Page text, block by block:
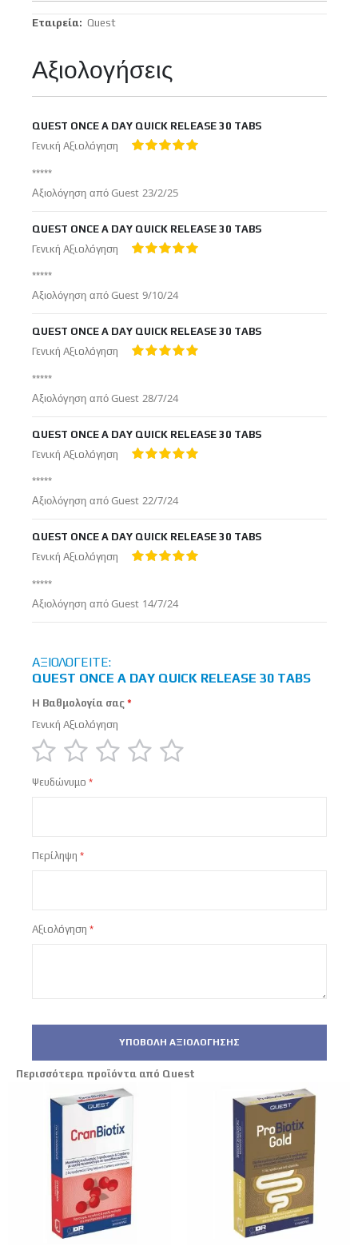
ΠερισσότερεςQuest
Αξιολογήσεις
QUEST ONCE A DAY QUICK RELEASE 30 TABS
Γενική Αξιολόγηση
*****
Αξιολόγηση απόGuest Δημοσιεύτηκε
στις
23/2/25
QUEST ONCE A DAY QUICK RELEASE 30 TABS
Γενική Αξιολόγηση
*****
Αξιολόγηση απόGuest Δημοσιεύτηκε
στις
9/10/24
QUEST ONCE A DAY QUICK RELEASE 30 TABS
Γενική Αξιολόγηση
*****
Αξιολόγηση απόGuest Δημοσιεύτηκε
στις
28/7/24
QUEST ONCE A DAY QUICK RELEASE 30 TABS
Γενική Αξιολόγηση
*****
Αξιολόγηση απόGuest Δημοσιεύτηκε
στις
22/7/24
QUEST ONCE A DAY QUICK RELEASE 30 TABS
Γενική Αξιολόγηση
*****
Αξιολόγηση απόGuest Δημοσιεύτηκε
στις
14/7/24
ΑΞΙΟΛΟΓΕΊΤΕ:
QUEST ONCE A DAY QUICK RELEASE 30 TABS
Η Βαθμολογία σας
Γενική Αξιολόγηση
star
stars
stars
stars
stars
Ψευδώνυμο
Περίληψη
Αξιολόγηση
ΥΠΟΒΟΛΉ ΑΞΙΟΛΌΓΗΣΗΣ
Περισσότερα προϊόντα από Quest